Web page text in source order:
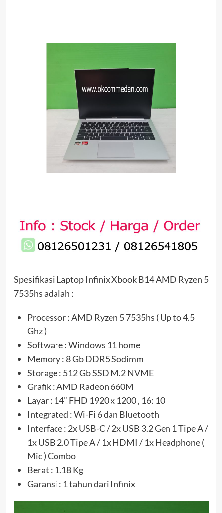
Spesifikasi Laptop Infinix Xbook B14 AMD Ryzen 5
7535hs adalah :
Processor : AMD Ryzen 5 7535hs ( Up to 4.5
Ghz )
Software : Windows 11 home
Memory : 8 Gb DDR5 Sodimm
Storage : 512 Gb SSD M.2 NVME
Grafik : AMD Radeon 660M
Layar : 14” FHD 1920 x 1200 , 16: 10
Integrated : Wi-Fi 6 dan Bluetooth
Interface : 2x USB-C / 2x USB 3.2 Gen 1 Tipe A /
1x USB 2.0 Tipe A / 1x HDMI / 1x Headphone (
Mic ) Combo
Berat : 1.18 Kg
Garansi : 1 tahun dari Infinix